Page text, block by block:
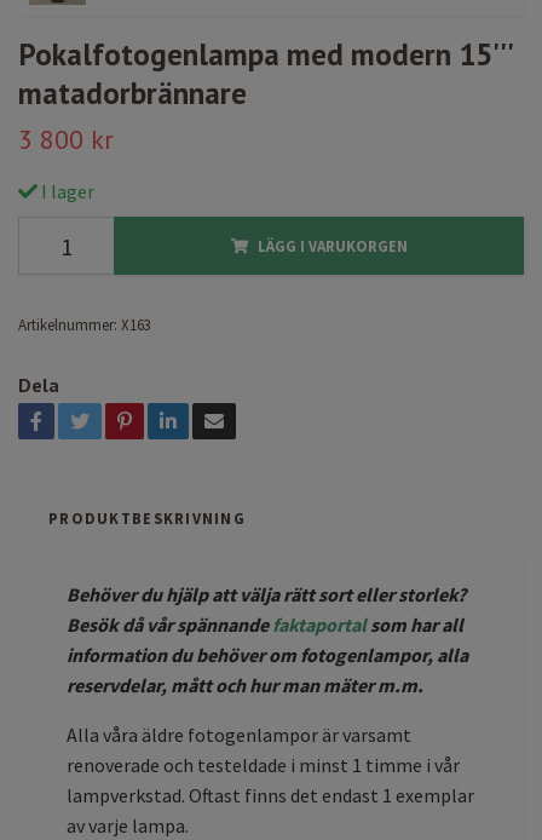
Pokalfotogenlampa med modern 15'''
matadorbrännare
3 800 kr
I lager
LÄGG I VARUKORGEN
Artikelnummer: X163
Dela
PRODUKTBESKRIVNING
Behöver du hjälp att välja rätt sort eller storlek?
Besök då vår spännandefaktaportalsom har all
information du behöver om fotogenlampor, alla
reservdelar, mått och hur man mäter m.m.
Alla våra äldre fotogenlampor är varsamt
renoverade och testeldade i minst 1 timme i vår
lampverkstad. Oftast finns det endast 1 exemplar
av varje lampa.